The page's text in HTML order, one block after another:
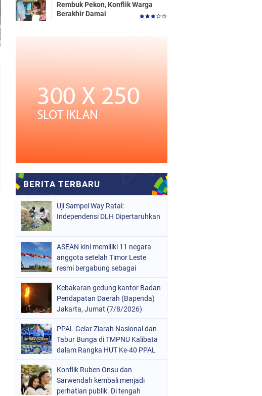
Rembuk Pekon, Konflik Warga
Berakhir Damai
Uji Sampel Way Ratai:
Independensi DLH Dipertaruhkan
ASEAN kini memiliki 11 negara
anggota setelah Timor Leste
resmi bergabung sebagai
2025.
Kebakaran gedung kantor Badan
Pendapatan Daerah (Bapenda)
Jakarta, Jumat (7/8/2026)
tujuh, dan 12
PPAL Gelar Ziarah Nasional dan
Tabur Bunga di TMPNU Kalibata
dalam Rangka HUT Ke-40 PPAL
Konflik Ruben Onsu dan
Sarwendah kembali menjadi
perhatian publik. Di tengah